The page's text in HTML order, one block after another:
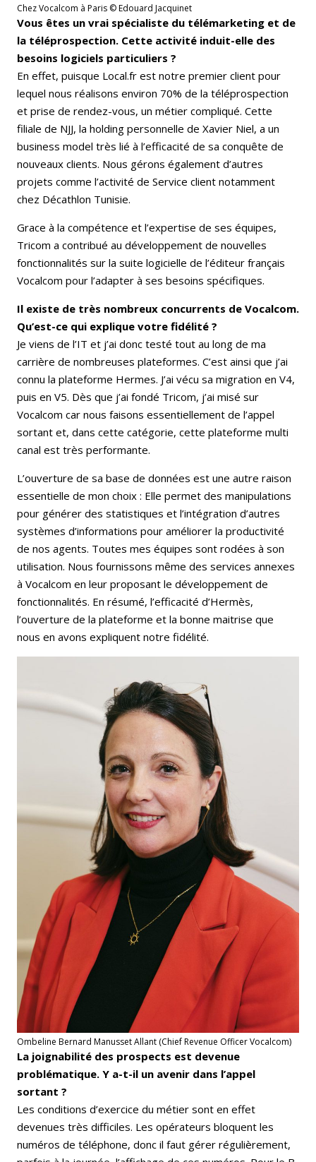
Chez Vocalcom à Paris © Edouard Jacquinet
Vous êtes un vrai spécialiste du télémarketing et de
la téléprospection. Cette activité induit-elle des
besoins logiciels particuliers ?
En effet, puisque Local.fr est notre premier client pour
lequel nous réalisons environ 70% de la téléprospection
et prise de rendez-vous, un métier compliqué. Cette
filiale de NJJ, la holding personnelle de Xavier Niel, a un
business model très lié à l’efficacité de sa conquête de
nouveaux clients. Nous gérons également d’autres
projets comme l’activité de Service client notamment
chez Décathlon Tunisie.
Grace à la compétence et l’expertise de ses équipes,
Tricom a contribué au développement de nouvelles
fonctionnalités sur la suite logicielle de l’éditeur français
Vocalcom pour l’adapter à ses besoins spécifiques.
Il existe de très nombreux concurrents de Vocalcom.
Qu’est-ce qui explique votre fidélité ?
Je viens de l’IT et j’ai donc testé tout au long de ma
carrière de nombreuses plateformes. C’est ainsi que j’ai
connu la plateforme Hermes. J’ai vécu sa migration en V4,
puis en V5. Dès que j’ai fondé Tricom, j’ai misé sur
Vocalcom car nous faisons essentiellement de l’appel
sortant et, dans cette catégorie, cette plateforme multi
canal est très performante.
L’ouverture de sa base de données est une autre raison
essentielle de mon choix : Elle permet des manipulations
pour générer des statistiques et l’intégration d’autres
systèmes d’informations pour améliorer la productivité
de nos agents. Toutes mes équipes sont rodées à son
utilisation. Nous fournissons même des services annexes
à Vocalcom en leur proposant le développement de
fonctionnalités. En résumé, l’efficacité d’Hermès,
l’ouverture de la plateforme et la bonne maitrise que
nous en avons expliquent notre fidélité.
Ombeline Bernard Manusset Allant (Chief Revenue Officer Vocalcom)
La joignabilité des prospects est devenue
problématique. Y a-t-il un avenir dans l’appel
sortant ?
Les conditions d’exercice du métier sont en effet
devenues très difficiles. Les opérateurs bloquent les
numéros de téléphone, donc il faut gérer régulièrement,